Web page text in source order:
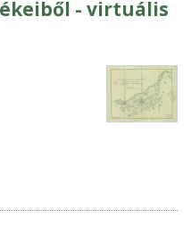
- virtuális